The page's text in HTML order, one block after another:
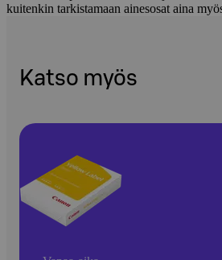
kuitenkin tarkistamaan ainesosat aina
Katso myös